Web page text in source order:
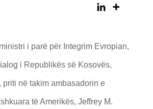
i parë për Integrim Evropian,
i Republikës së Kosovës,
priti në takim ambasadorin e
të Amerikës, Jeffrey M.